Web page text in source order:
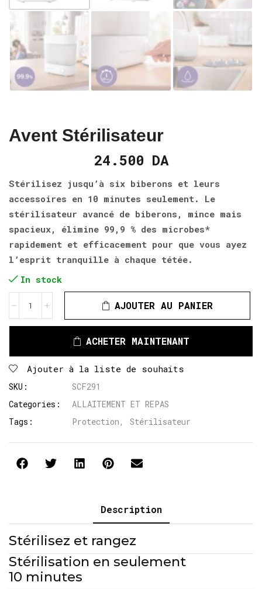
Avent Stérilisateur
24.500 DA
Stérilisez jusqu’à six biberons et leurs
accessoires en 10 minutes seulement. Le
stérilisateur avancé de biberons, mince mais
spacieux, élimine 99,9 % des microbes*
rapidement et efficacement pour que vous ayez
l’esprit tranquille à chaque tétée.
In stock
AJOUTER AU PANIER
ACHETER MAINTENANT
Ajouter à la liste de souhaits
SKU:
SCF291
Categories:
ALLAITEMENT ET REPAS
Tags:
Protection, Stérilisateur
Description
Stérilisez et rangez
Stérilisation en seulement
10 minutes